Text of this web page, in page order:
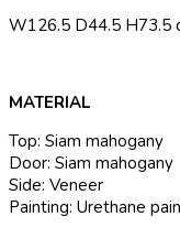
W126.5 D44.5 H73.5
MATERIAL
Top: Siam mahogany
Door: Siam mahogany
Side: Veneer
Painting: Urethane